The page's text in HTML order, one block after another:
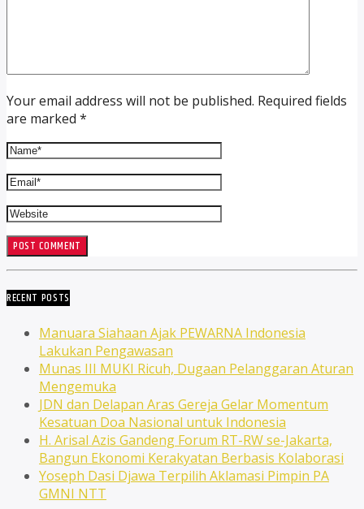
Your email address will not be published. Required fields
are marked *
RECENT POSTS
Manuara Siahaan Ajak PEWARNA Indonesia
Lakukan Pengawasan
Munas III MUKI Ricuh, Dugaan Pelanggaran Aturan
Mengemuka
JDN dan Delapan Aras Gereja Gelar Momentum
Kesatuan Doa Nasional untuk Indonesia
H. Arisal Azis Gandeng Forum RT-RW se-Jakarta,
Bangun Ekonomi Kerakyatan Berbasis Kolaborasi
Yoseph Dasi Djawa Terpilih Aklamasi Pimpin PA
GMNI NTT